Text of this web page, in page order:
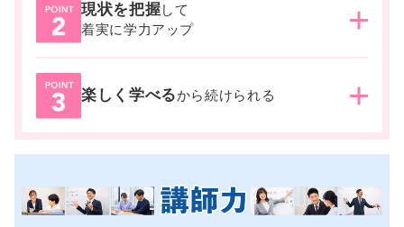
現状を把握して
着実に学力アップ
湘ゼミでは、通塾日ごとに、授業での理解、宿題での
定着、小テストでの計測を繰り返し実施。
の定着度を把握し、次の授業に活かすことで、着実に
学力を伸ばしていきます。
楽しく学べるから続けられる
現状を把握しながら繰り返し学習することで、
着実に
合格へ近付いていることが実感できる
間たちと共に、楽しく学習を継続しながら、合格へと